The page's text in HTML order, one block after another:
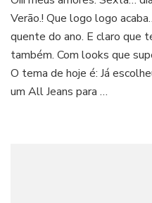
Verão.! Que logo logo
quente do ano. E claro que
também. Com looks que
O tema de hoje é: Já
um All Jeans para …